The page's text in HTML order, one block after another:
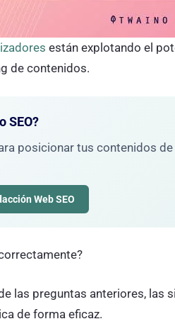
están explotando el
de contenidos.
SEO?
posicionar tus contenidos
Web SEO
las preguntas anteriores, las
de forma eficaz.